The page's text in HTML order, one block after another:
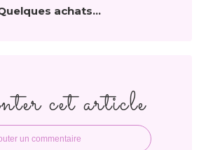
achats...
cet article
un commentaire